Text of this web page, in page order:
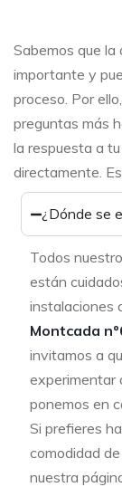
Sabemos que la
importante y
proceso. Por
preguntas más
la respuesta a
directamente.
¿Dónde se
Todos
están
instalaciones
Montcada
invitamos a
experimentar
ponemos en
Si prefieres
comodidad
nuestra